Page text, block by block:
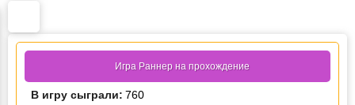
Игра Раннер на прохождение
В игру сыграли: 760